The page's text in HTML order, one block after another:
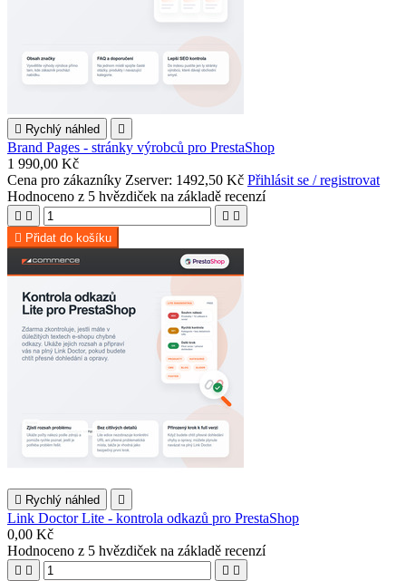
 Rychlý náhled 
Brand Pages - stránky výrobců pro PrestaShop
1 990,00 Kč
Cena pro zákazníky Zserver: 1492,50 Kč Přihlásit se / registrovat
Hodnoceno z 5 hvězdiček na základě recenzí
   
 Přidat do košíku
 Rychlý náhled 
Link Doctor Lite - kontrola odkazů pro PrestaShop
0,00 Kč
Hodnoceno z 5 hvězdiček na základě recenzí
   